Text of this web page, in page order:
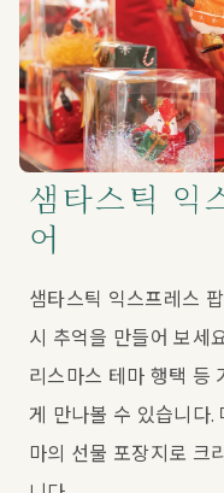
샘타스틱 익
어
샘타스틱 익스프레스
시 추억을 만들어 보세
리스마스 테마 행택 등
게 만나볼 수 있습니다.
마의 선물 포장지로 크